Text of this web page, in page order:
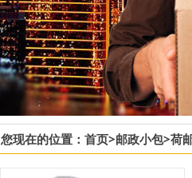
您现在的位置： 首页>邮政小包>荷